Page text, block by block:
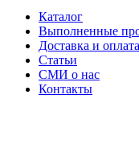
Каталог
Выполненные
Доставка и оплата
Статьи
СМИ о нас
Контакты